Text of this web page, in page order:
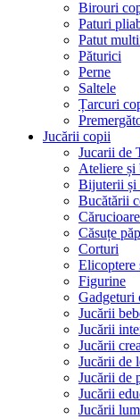
Birouri
Paturi
Patut
Păturici
Perne
Saltele
Țarcuri
Jucării copii
Jucarii de
Ateliere și
Bijuterii și
Bucătării
Căsuțe
Corturi
Elicoptere
Figurine
Gadgeturi
Jucării
Jucării
Jucării
Jucării de
Jucării de
Jucării
Jucării